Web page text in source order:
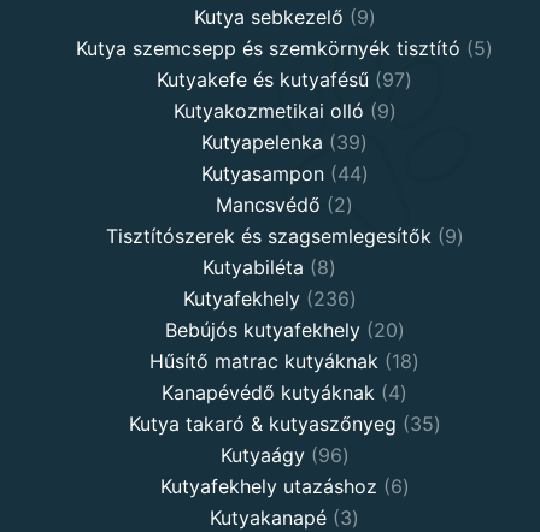
Kutya sebkezelő 99
products
Kutya szemcsepp és szemkörnyék tisztító 55
Kutyakefe és kutyafésű 9797
Kutyakozmetikai olló 99
Kutyapelenka 3939
products
Kutyasampon 4444
Mancsvédő 22
products
Tisztítószerek és szagsemlegesítők 99
Kutyabiléta 88
products
Kutyafekhely 236236
products
Bebújós kutyafekhely 2020
products
Hűsítő matrac kutyáknak 1818
Kanapévédő kutyáknak 44
products
Kutya takaró & kutyaszőnyeg 3535
Kutyaágy 9696
products
Kutyafekhely utazáshoz 66
Kutyakanapé 33